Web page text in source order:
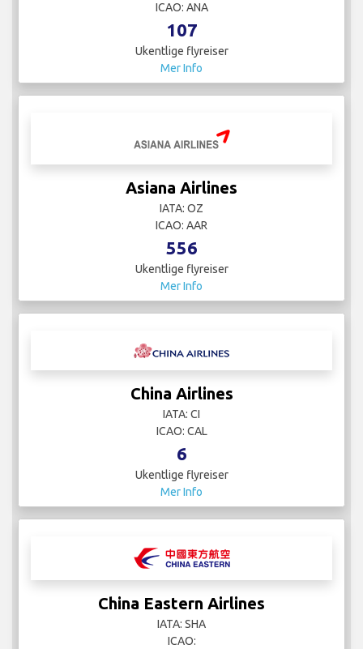
ICAO: ANA
107
Ukentlige flyreiser
Mer Info
Asiana Airlines
IATA: OZ
ICAO: AAR
556
Ukentlige flyreiser
Mer Info
China Airlines
IATA: CI
ICAO: CAL
6
Ukentlige flyreiser
Mer Info
China Eastern Airlines
IATA: SHA
ICAO: